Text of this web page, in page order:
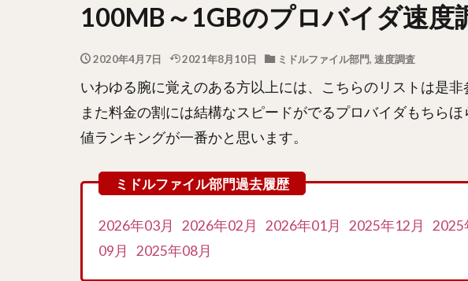
100MB～1GBのプロバイダ速度
2020年4月7日 2021年8月10日 ミドルファイル部門, 速度調査
いわゆる腕に覚えのある方以上には、こちらのリストは是非
また料金の割には結構なスピードがでるプロバイダもちら
値ランキングが一番かと思います。
2026年03月 2026年02月 2026年01月 2025年12月 2025
09月
2025年08月